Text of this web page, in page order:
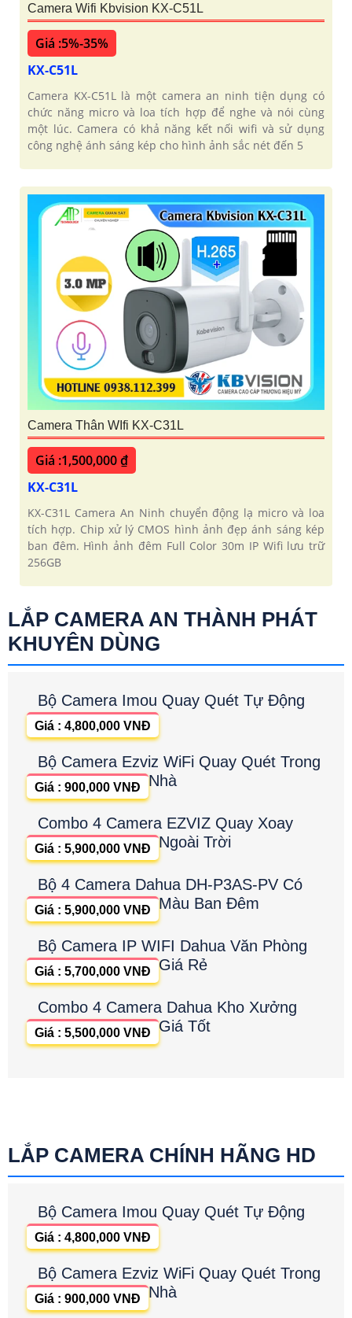
Camera Wifi Kbvision KX-C51L
Giá :5%-35%
KX-C51L
Camera KX-C51L là một camera an ninh tiện dụng có
chức năng micro và loa tích hợp để nghe và nói cùng
một lúc. Camera có khả năng kết nối wifi và sử dụng
công nghệ ánh sáng kép cho hình ảnh sắc nét đến 5
Camera Thân WIfi KX-C31L
Giá :1,500,000 ₫
KX-C31L
KX-C31L Camera An Ninh chuyển động lạ micro và loa
tích hợp. Chip xử lý CMOS hình ảnh đẹp ánh sáng kép
ban đêm. Hình ảnh đêm Full Color 30m IP Wifi lưu trữ
256GB
LẮP CAMERA AN THÀNH PHÁT
KHUYÊN DÙNG
Bộ Camera Imou Quay Quét Tự Động
Giá : 4,800,000 VNĐ
Bộ Camera Ezviz WiFi Quay Quét Trong
Nhà
Giá : 900,000 VNĐ
Combo 4 Camera EZVIZ Quay Xoay
Ngoài Trời
Giá : 5,900,000 VNĐ
Bộ 4 Camera Dahua DH-P3AS-PV Có
Màu Ban Đêm
Giá : 5,900,000 VNĐ
Bộ Camera IP WIFI Dahua Văn Phòng
Giá Rẻ
Giá : 5,700,000 VNĐ
Combo 4 Camera Dahua Kho Xưởng
Giá Tốt
Giá : 5,500,000 VNĐ
LẮP CAMERA CHÍNH HÃNG HD
Bộ Camera Imou Quay Quét Tự Động
Giá : 4,800,000 VNĐ
Bộ Camera Ezviz WiFi Quay Quét Trong
Nhà
Giá : 900,000 VNĐ